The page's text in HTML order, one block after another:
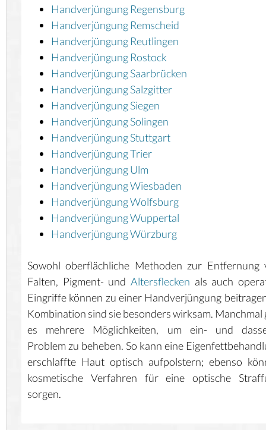
Handverjüngung Regensburg
Handverjüngung Remscheid
Handverjüngung Reutlingen
Handverjüngung Rostock
Handverjüngung Saarbrücken
Handverjüngung Salzgitter
Handverjüngung Siegen
Handverjüngung Solingen
Handverjüngung Stuttgart
Handverjüngung Trier
Handverjüngung Ulm
Handverjüngung Wiesbaden
Handverjüngung Wolfsburg
Handverjüngung Wuppertal
Handverjüngung Würzburg
Sowohl oberflächliche Methoden zur Entfernung
Falten, Pigment- und Altersflecken als auch
Eingriffe können zu einer Handverjüngung
Kombination sind sie besonders wirksam. Manchmal
es mehrere Möglichkeiten, um ein- und
Problem zu beheben. So kann eine
erschlaffte Haut optisch aufpolstern; ebenso
kosmetische Verfahren für eine optische
sorgen.